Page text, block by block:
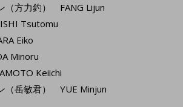
（方力釣） FANG Lijun
Tsutomu
Eiko
Minoru
Keiichi
（岳敏君） YUE Minjun